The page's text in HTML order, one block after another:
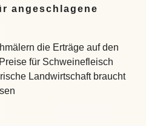
angeschlagene
die Erträge auf den
für Schweinefleisch
Landwirtschaft braucht